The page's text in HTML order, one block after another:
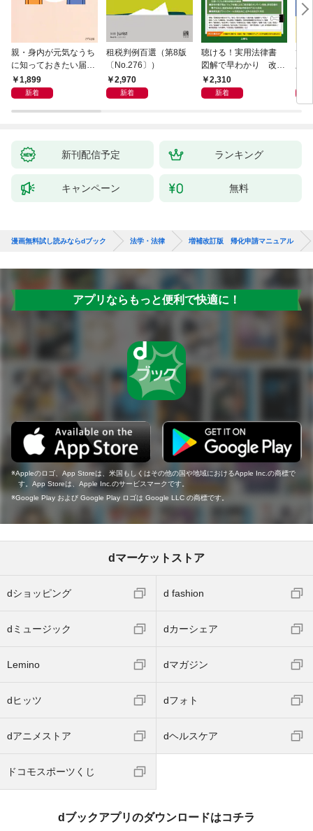
親・身内が元気なうち
に知っておきたい届
出・手続きの準備（き
ずな出版）
1,899
新着
租税判例百選（第8版
〔No.276〕）
2,970
新着
聴ける！実用法律書
図解で早わかり 改訂
新版 裁判・訴訟の法
律がわかる事典
2,310
新着
ひ
版
が
き
新刊配信予定 ランキング
キャンペーン 無料
漫画無料試し読みならdブック 法学・法律 増補改訂版 帰化申請マニュアル
アプリならもっと便利で快適に！
Appleのロゴ、App Storeは、米国もしくはその他の国や地域におけるApple Inc.の商標で
す。App Storeは、Apple Inc.のサービスマークです。
Google Play および Google Play ロゴは Google LLC の商標です。
dマーケットストア
dショッピング d fashion
dミュージック dカーシェア
Lemino dマガジン
dヒッツ dフォト
dアニメストア dヘルスケア
ドコモスポーツくじ
dブックアプリのダウンロードはコチラ